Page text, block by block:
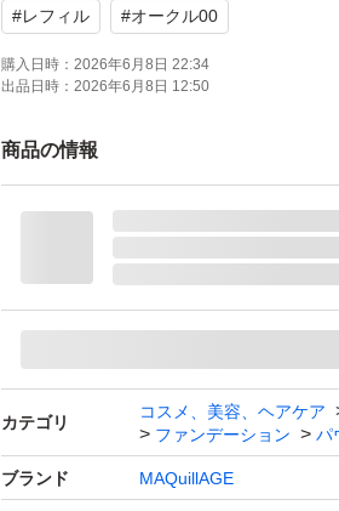
よろしくお願いいたします。
#レフィル #オークル00
購入日時： 2026年6月8日 22:34
出品日時： 2026年6月8日 12:50
商品の情報
カテゴリ
コスメ、美容、ヘアケア
ファンデーション
パ
ブランド MAQuillAGE